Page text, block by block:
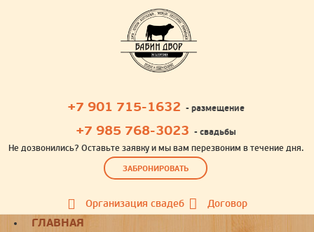
+7 901 715-1632 - размещение
+7 985 768-3023 - свадьбы
Не дозвонились? Оставьте заявку и мы вам перезвоним в течение дня.
ЗАБРОНИРОВАТЬ
Организация свадеб Договор
Toggle
ГЛАВНАЯ